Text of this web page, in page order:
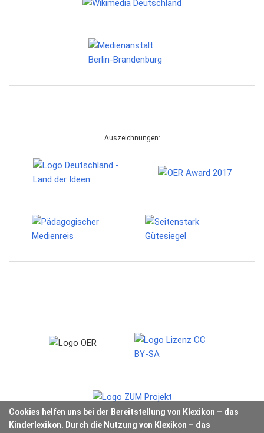
Cookies helfen uns bei der Bereitstellung von Klexikon – das
Kinderlexikon. Durch die Nutzung von Klexikon – das
Auszeichnungen: